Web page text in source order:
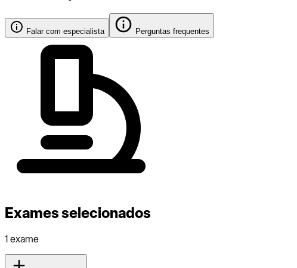
Falar com especialista Perguntas frequentes
Exames selecionados
1 exame